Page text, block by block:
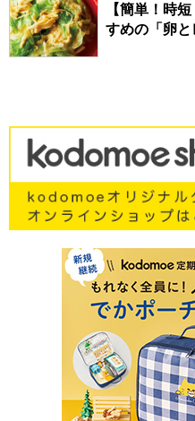
【簡単！時
すめの「卵